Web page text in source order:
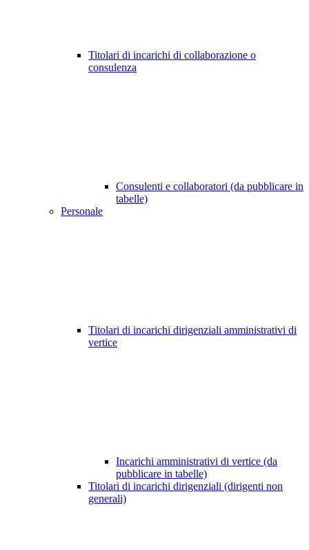
Titolari di incarichi di collaborazione o
consulenza
Consulenti e collaboratori (da pubblicare in
tabelle)
Personale
Titolari di incarichi dirigenziali amministrativi di
vertice
Incarichi amministrativi di vertice (da
pubblicare in tabelle)
Titolari di incarichi dirigenziali (dirigenti non
generali)